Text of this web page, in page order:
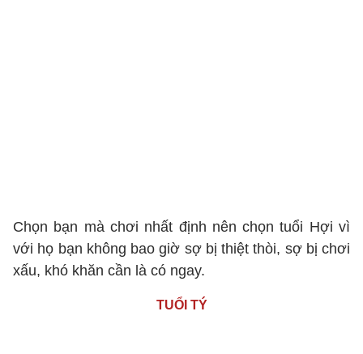
Chọn bạn mà chơi nhất định nên chọn tuổi Hợi vì
với họ bạn không bao giờ sợ bị thiệt thòi, sợ bị chơi
xấu, khó khăn cần là có ngay.
TUỔI TÝ